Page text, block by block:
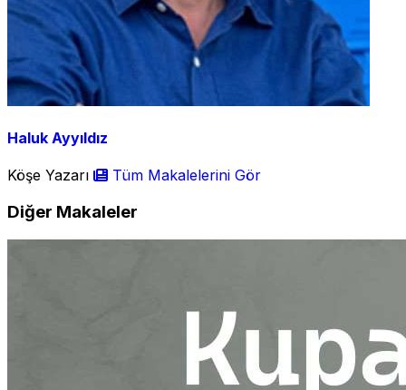
Haluk Ayyıldız
Köşe Yazarı Tüm Makalelerini Gör
Diğer Makaleler